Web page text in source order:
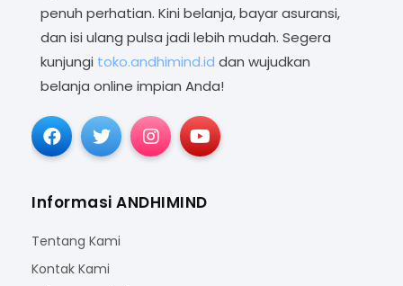
penuh perhatian. Kini belanja, bayar asuransi,
dan isi ulang pulsa jadi lebih mudah. Segera
kunjungi toko.andhimind.id dan wujudkan
belanja online impian Anda!
Informasi ANDHIMIND
Tentang Kami
Kontak Kami